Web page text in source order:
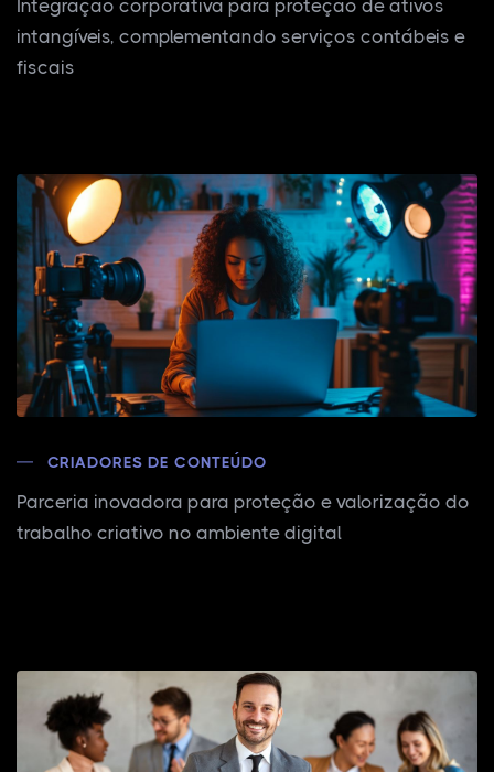
Integração corporativa para proteção de ativos
intangíveis, complementando serviços contábeis e
fiscais
CRIADORES DE CONTEÚDO
Parceria inovadora para proteção e valorização do
trabalho criativo no ambiente digital